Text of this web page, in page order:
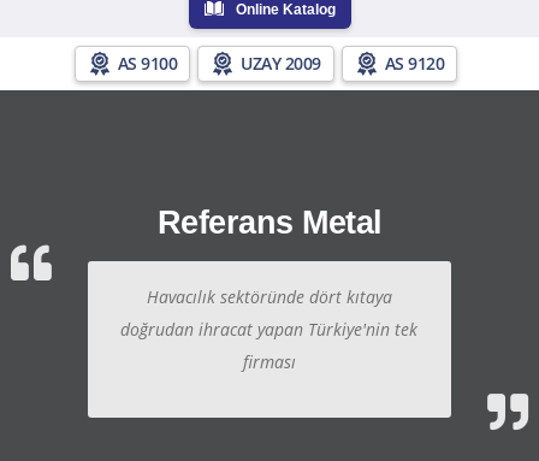
Online Katalog
AS 9100 UZAY 2009 AS 9120
Referans Metal
Havacılık sektöründe dört kıtaya
doğrudan ihracat yapan Türkiye'nin tek
firması